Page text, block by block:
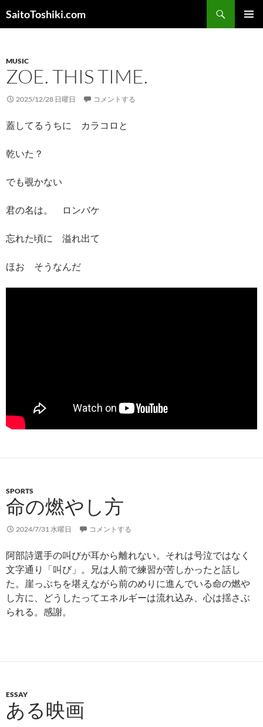
ン
ツ
キ
ッ
プ
SaitoToshiki.com
索
MUSIC
ZOE. THIS TIME.
2025/12/28 日曜日 コメントする
蓋してるうちに カラコロと
乾いた？
でも覗かない
君の名は。 ロンバケ
忘れた頃に 溢れ出て
ほお そうなんだ
SPORTS
命の燃やし方
2024/7/31 水曜日 コメントする
阿部詩選手の叫びが耳から離れない。それは号泣ではなく
文字通り「叫び」。兄は人前で練習が苦しかったと話し
た。崖っぷちを堪えながら前のめりに進んでいる命の燃や
し方に、どうしたってエネルギーは流れ込み、心は揺さぶ
られる。感謝。
ESSAY
ある映画